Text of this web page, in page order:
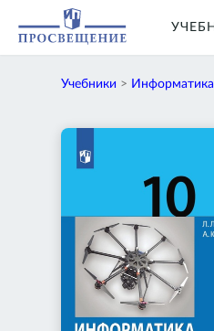
Учебники > Информатика